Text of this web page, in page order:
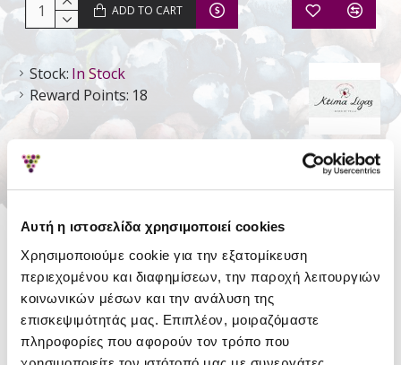
Αυτή η ιστοσελίδα χρησιμοποιεί cookies
Χρησιμοποιούμε cookie για την εξατομίκευση
περιεχομένου και διαφημίσεων, την παροχή λειτουργιών
κοινωνικών μέσων και την ανάλυση της
επισκεψιμότητάς μας. Επιπλέον, μοιραζόμαστε
πληροφορίες που αφορούν τον τρόπο που
Stock: In Stock
Reward Points: 18
Ktima Ligas
ADD TO CART
DETAILS
Style
Still Dry
Type
P.G.I. Macedonia
Region
Macedonia